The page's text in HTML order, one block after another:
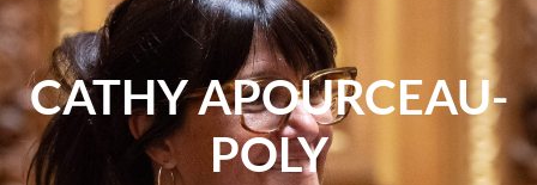
CATHY APOURCEAU-
POLY